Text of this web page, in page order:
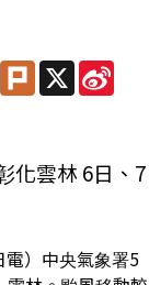
Facebook
PlurkX
化雲林 6日、7
電）中央氣象署5